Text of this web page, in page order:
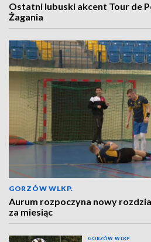
Ostatni lubuski akcent Tour de
Żagania
GORZÓW WLKP.
Aurum rozpoczyna nowy
za miesiąc
GORZÓW WLKP.